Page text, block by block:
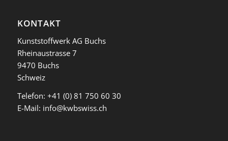
KONTAKT
Kunststoffwerk AG Buchs
Rheinaustrasse 7
9470 Buchs
Schweiz
Telefon: +41 (0) 81 750 60 30
E-Mail: info@kwbswiss.ch